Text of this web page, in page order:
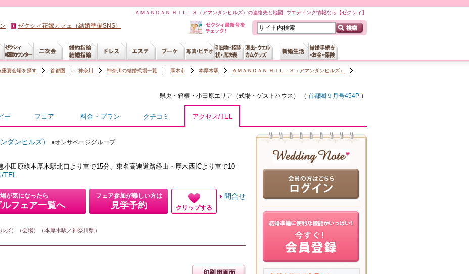
ＡＭＡＮＤＡＮ ＨＩＬＬＳ（アマンダンヒルズ）の連絡先と地図 -ウエディング情報なら【ゼクシィ】
ゼクシィ花嫁カフェ（結婚準備SNS）
露宴会場を探す 首都圏 神奈川 神奈川の結婚式場一覧 厚木市 本厚木駅
ＡＭＡＮＤＡＮ ＨＩＬＬＳ（アマンダンヒルズ）
県央・箱根・小田原エリア（式場・ゲストハウス ） （ 首都圏９月号454P ）
ー フェア 料金・プラン クチコミ アクセス/TEL
ダンヒルズ） ●オンザページグループ
小田原線本厚木駅北口より車で15分、東名高速道路経由・厚木西ICより車で10
TEL
が気になったら
フェア一覧へ
フェア参加が難しい方は
見学予約 クリップする
問合せ
ズ）（会場）（本厚木駅／神奈川県）